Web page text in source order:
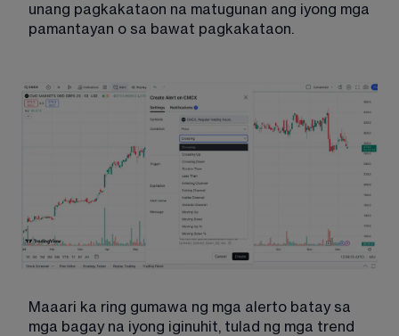
unang pagkakataon na matugunan ang iyong mga
pamantayan o sa bawat pagkakataon.
Maaari ka ring gumawa ng mga alerto batay sa
mga bagay na iyong iginuhit, tulad ng mga trend